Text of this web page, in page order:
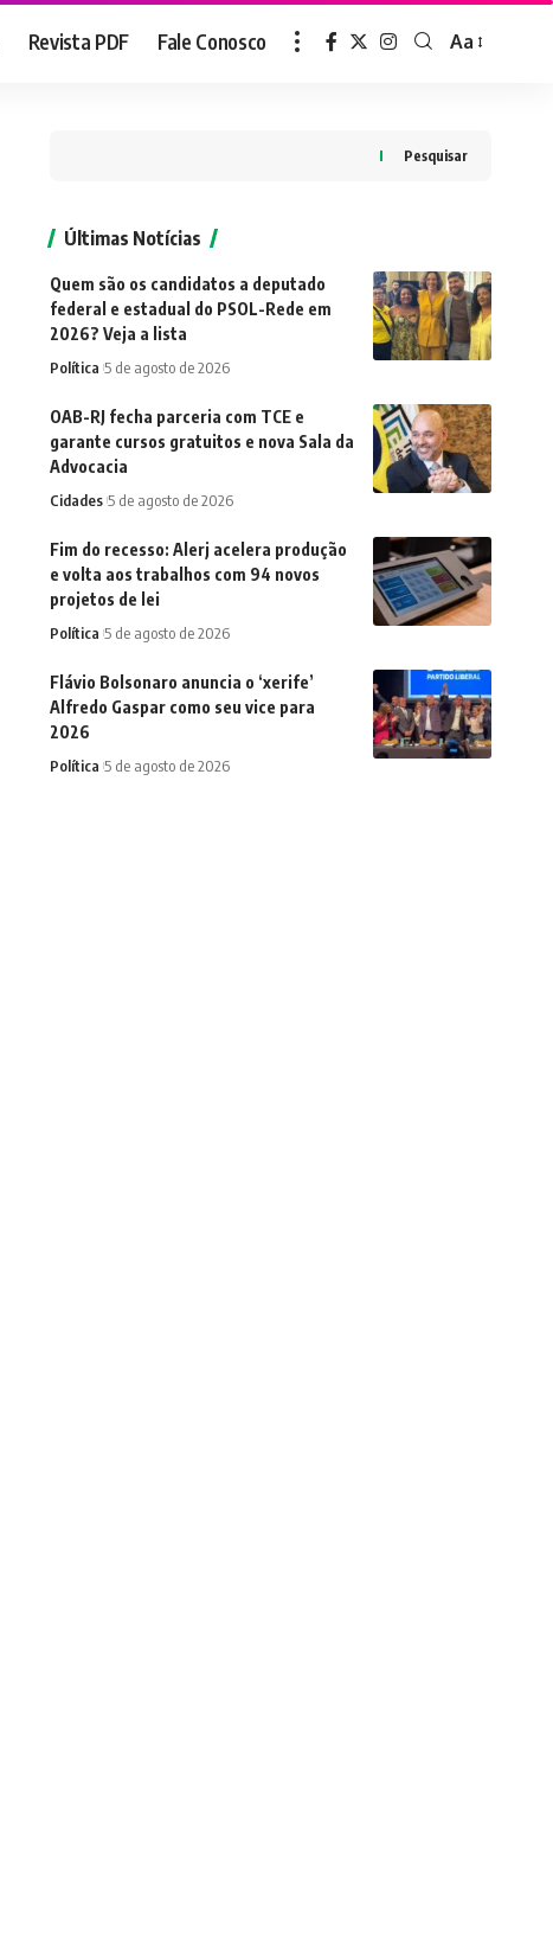
Revista PDF Fale Conosco
Font
Aa
Pesquisar
Últimas Notícias
Quem são os candidatos a deputado
federal e estadual do PSOL-Rede em
2026? Veja a lista
Política 5 de agosto de 2026
OAB-RJ fecha parceria com TCE e
garante cursos gratuitos e nova Sala da
Advocacia
Cidades 5 de agosto de 2026
Fim do recesso: Alerj acelera produção
e volta aos trabalhos com 94 novos
projetos de lei
Política 5 de agosto de 2026
Flávio Bolsonaro anuncia o ‘xerife’
Alfredo Gaspar como seu vice para
2026
Política 5 de agosto de 2026